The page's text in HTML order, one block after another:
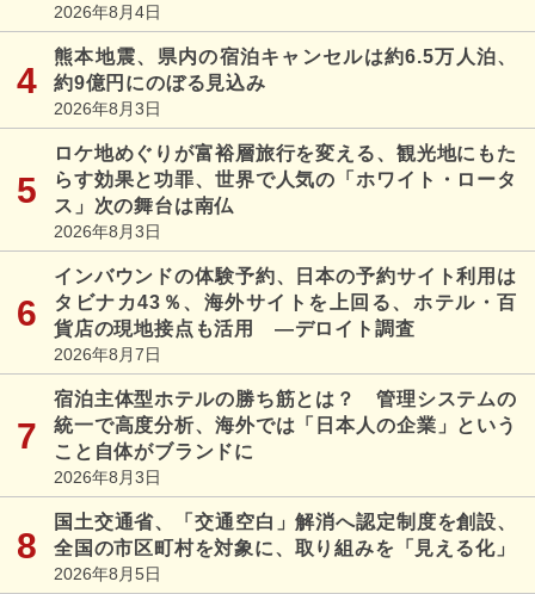
2026年8月4日
熊本地震、県内の宿泊キャンセルは約6.5万人泊、
約9億円にのぼる見込み
2026年8月3日
ロケ地めぐりが富裕層旅行を変える、観光地にもた
らす効果と功罪、世界で人気の「ホワイト・ロータ
ス」次の舞台は南仏
2026年8月3日
インバウンドの体験予約、日本の予約サイト利用は
タビナカ43％、海外サイトを上回る、ホテル・百
貨店の現地接点も活用 ―デロイト調査
2026年8月7日
宿泊主体型ホテルの勝ち筋とは？ 管理システムの
統一で高度分析、海外では「日本人の企業」という
こと自体がブランドに
2026年8月3日
国土交通省、「交通空白」解消へ認定制度を創設、
全国の市区町村を対象に、取り組みを「見える化」
2026年8月5日